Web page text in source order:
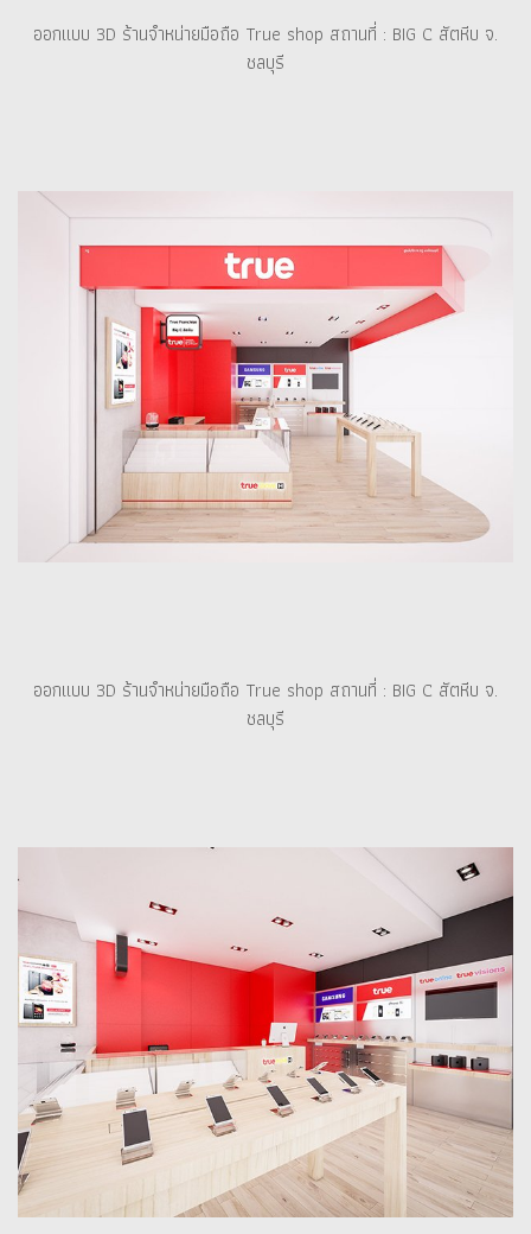
ออกแบบ 3D ร้านจำหน่ายมือถือ True shop สถานที่ : BIG C สัตหีบ จ.
ชลบุรี
ออกแบบ 3D ร้านจำหน่ายมือถือ True shop สถานที่ : BIG C สัตหีบ จ.
ชลบุรี